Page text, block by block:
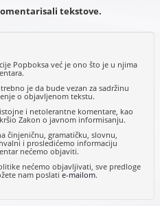
tekstove.
Popboksa već je ono što je u njima
je da bude vezan za sadržinu
o objavljenom tekstu.
i netolerantne komentare, kao
Zakon o javnom informisanju.
činjeničnu, gramatičku, slovnu,
i prosledićemo informaciju
nećemo objaviti.
nećemo objavljivati, sve predloge
nam poslatie-mailom.